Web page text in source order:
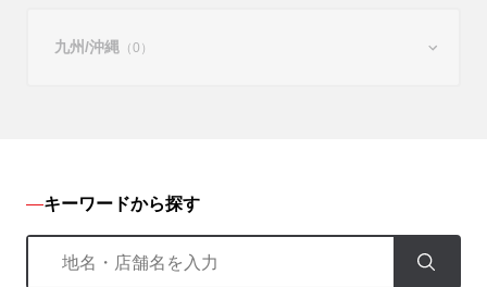
九州/沖縄 （0）
キーワードから探す